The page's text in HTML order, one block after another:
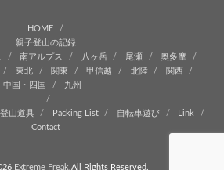
HOME
親子登山の記録
南アルプス 八ヶ岳 尾瀬
奥多摩
東北 関東 甲信越 北陸
関西
中国・四国
九州
山道具 Packing List 自転車遊び
Link
Contact
Extreme Freak .All Rights Reserved.